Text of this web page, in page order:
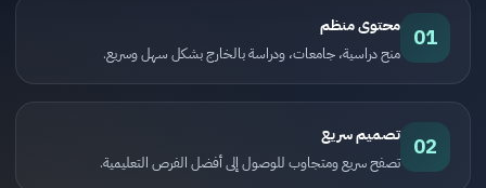
01 محتوى منظم
منح دراسية، جامعات، ودراسة بالخارج بشكل سهل وسريع.
02 تصميم سريع
تصفح سريع ومتجاوب للوصول إلى أفضل الفرص التعليمية.